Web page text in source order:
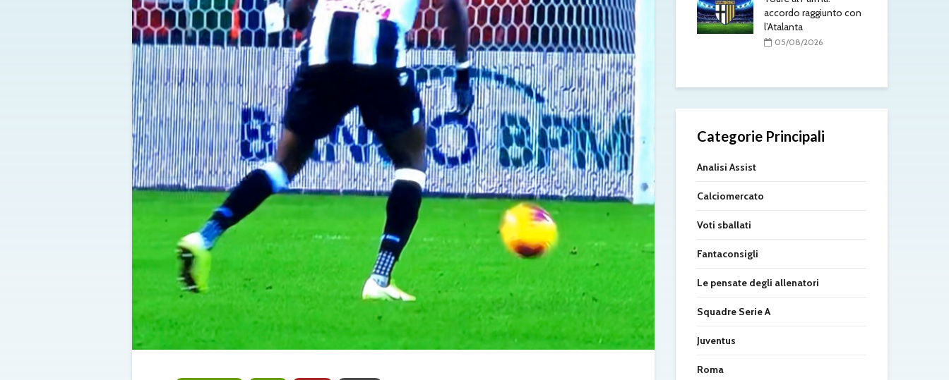
il Real Madrid dà il via
libera
05/08/2026
progetto, Lukaku saluta:
intanto il mercato
accelera
05/08/2026
accordo raggiunto con
l’Atalanta
05/08/2026
il Real Madrid dà il via
libera
05/08/2026
Categorie Principali
Analisi Assist
Calciomercato
Voti sballati
Fantaconsigli
Le pensate degli allenatori
Squadre Serie A
Juventus
Roma